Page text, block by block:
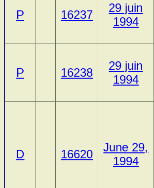
P 16237
29 juin
1994
P 16238
29 juin
1994
D 16620
June 29,
1994